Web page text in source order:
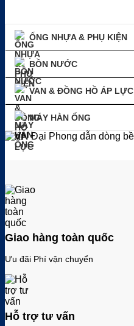
ỐNG NHỰA & PHỤ KIỆN
BỒN NƯỚC
VAN & ĐỒNG HỒ ÁP LỰC
MÁY HÀN ỐNG
Giao hàng toàn quốc
Ưu đãi Phí vận chuyển
Hỗ trợ tư vấn